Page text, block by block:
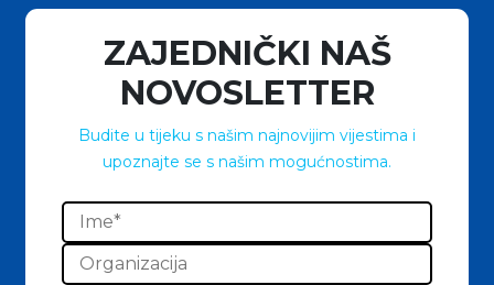
ZAJEDNIČKI NAŠ
NOVOSLETTER
Budite u tijeku s našim najnovijim vijestima i
upoznajte se s našim mogućnostima.